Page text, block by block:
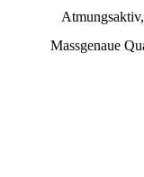
Massgenaue